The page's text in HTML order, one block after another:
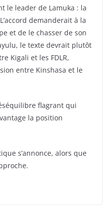
le leader de Lamuka : la
demanderait à la
et de le chasser de son
le texte devrait plutôt
Kigali et les FDLR,
entre Kinshasa et le
flagrant qui
la position
s’annonce, alors que